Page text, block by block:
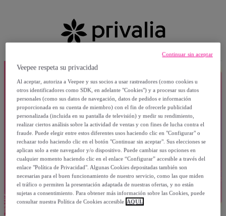
Veepee respeta su privacidad
Al aceptar, autoriza a Veepee y sus socios a usar rastreadores (como cookies u
otros identificadores como SDK, en adelante "Cookies") y a procesar sus datos
personales (como sus datos de navegación, datos de pedidos e información
proporcionada en su cuenta de miembro) con el fin de ofrecerle publicidad
personalizada (incluida en su pantalla de televisión) y medir su rendimiento,
realizar ciertos análisis sobre la actividad de ventas y con fines de lucha contra el
fraude. Puede elegir entre estos diferentes usos haciendo clic en "Configurar" o
rechazar todo haciendo clic en el botón "Continuar sin aceptar". Sus elecciones se
aplican solo a este navegador y/o dispositivo. Puede cambiar sus opciones en
cualquier momento haciendo clic en el enlace “Configurar” accesible a través del
enlace "Política de Privacidad". Algunas Cookies depositadas también son
necesarias para el buen funcionamiento de nuestro servicio, como las que miden
el tráfico o permiten la presentación adaptada de nuestras ofertas, y no están
sujetas a consentimiento. Para obtener más información sobre las Cookies, puede
consultar nuestra Política de Cookies accesible AQUÍ.
Continuar sin aceptar